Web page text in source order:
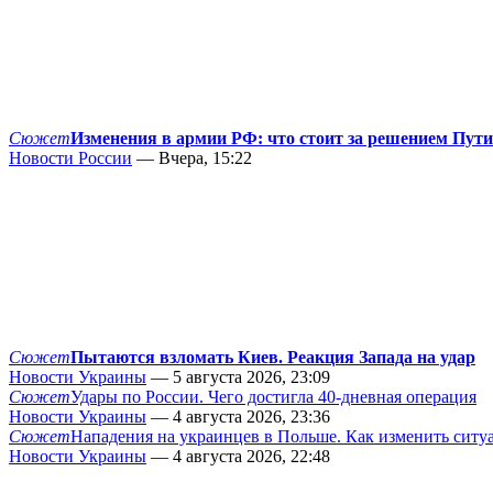
СюжетИзменения в армии РФ: что стоит за решением
Новости России — Вчера, 15:22
СюжетПытаются взломать Киев. Реакция Запада на удар
Новости Украины — 5 августа 2026, 23:09
СюжетУдары по России. Чего достигла 40-дневная операция
Новости Украины — 4 августа 2026, 23:36
СюжетНападения на украинцев в Польше. Как изменить
Новости Украины — 4 августа 2026, 22:48